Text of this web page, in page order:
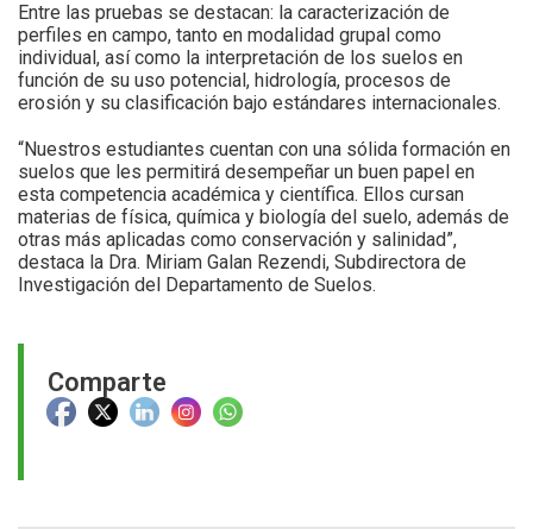
Comparte
Entre las pruebas se destacan: la caracterización de
perfiles en campo, tanto en modalidad grupal como
individual, así como la interpretación de los suelos en
función de su uso potencial, hidrología, procesos de
erosión y su clasificación bajo estándares internacionales.
“Nuestros estudiantes cuentan con una sólida formación en
suelos que les permitirá desempeñar un buen papel en
esta competencia académica y científica. Ellos cursan
materias de física, química y biología del suelo, además de
otras más aplicadas como conservación y salinidad”,
destaca la Dra. Miriam Galan Rezendi, Subdirectora de
Investigación del Departamento de Suelos.